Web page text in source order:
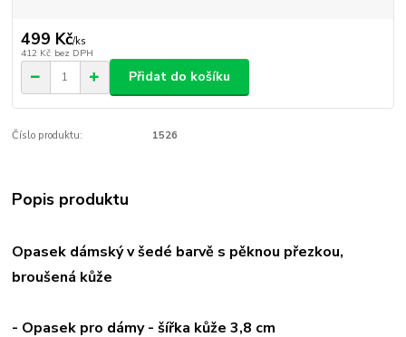
499 Kč/ks
412 Kč bez DPH
Přidat do košíku
Číslo produktu: 1526
Popis produktu
Opasek dámský v šedé barvě s pěknou přezkou,
broušená kůže
- Opasek pro dámy - šířka kůže 3,8 cm